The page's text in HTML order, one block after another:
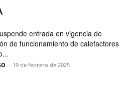
entrada en vigencia de
de funcionamiento de calefactores
- 19 de febrero de 2025